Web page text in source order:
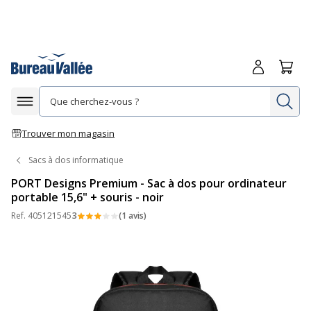
Afficher la navigation
Trouver mon magasin
Me
Sacs à dos informatique
PORT Designs Premium - Sac à dos pour ordinateur
portable 15,6" + souris - noir
Ref. 4051215453 (1 avis)